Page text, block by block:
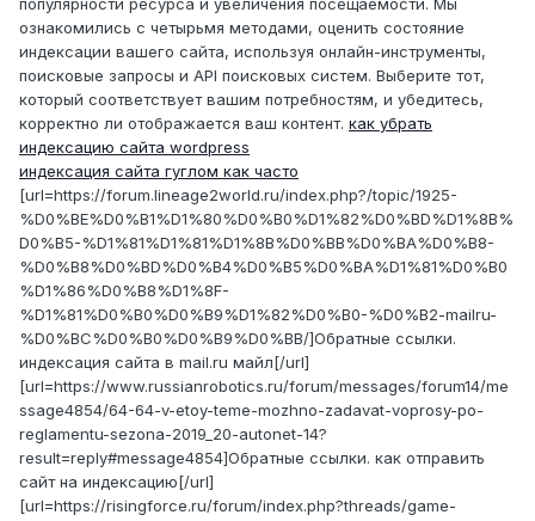
популярности ресурса и увеличения посещаемости. Мы
ознакомились с четырьмя методами, оценить состояние
индексации вашего сайта, используя онлайн-инструменты,
поисковые запросы и API поисковых систем. Выберите тот,
который соответствует вашим потребностям, и убедитесь,
корректно ли отображается ваш контент. как убрать
индексацию сайта wordpress
индексация сайта гуглом как часто
[url=https://forum.lineage2world.ru/index.php?/topic/1925-
%D0%BE%D0%B1%D1%80%D0%B0%D1%82%D0%BD%D1%8B%
D0%B5-%D1%81%D1%81%D1%8B%D0%BB%D0%BA%D0%B8-
%D0%B8%D0%BD%D0%B4%D0%B5%D0%BA%D1%81%D0%B0
%D1%86%D0%B8%D1%8F-
%D1%81%D0%B0%D0%B9%D1%82%D0%B0-%D0%B2-mailru-
%D0%BC%D0%B0%D0%B9%D0%BB/]Обратные ссылки.
индексация сайта в mail.ru майл[/url]
[url=https://www.russianrobotics.ru/forum/messages/forum14/me
ssage4854/64-64-v-etoy-teme-mozhno-zadavat-voprosy-po-
reglamentu-sezona-2019_20-autonet-14?
result=reply#message4854]Обратные ссылки. как отправить
сайт на индексацию[/url]
[url=https://risingforce.ru/forum/index.php?threads/game-